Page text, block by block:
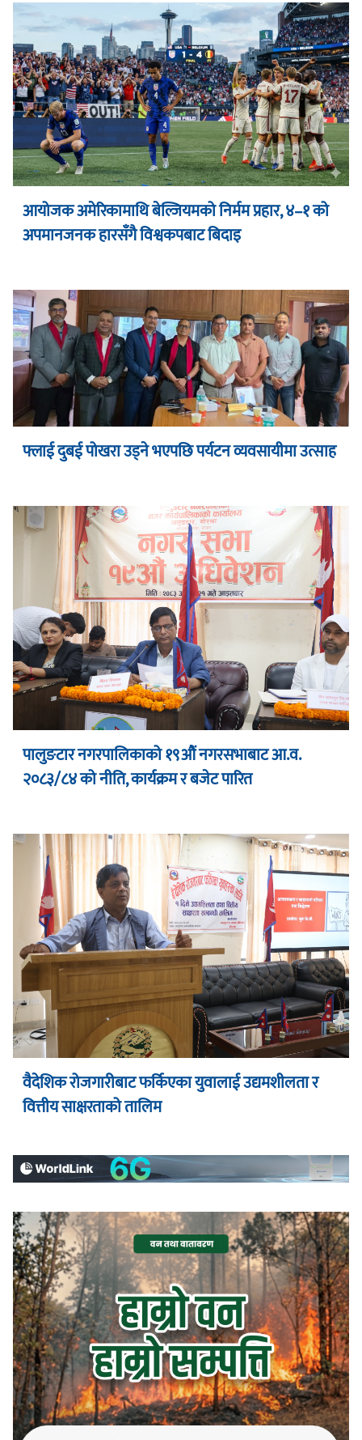
आयोजक अमेरिकामाथि बेल्जियमको निर्मम प्रहार, ४–१ को
अपमानजनक हारसँगै विश्वकपबाट बिदाइ
फ्लाई दुबई पोखरा उड्ने भएपछि पर्यटन व्यवसायीमा उत्साह
पालुङटार नगरपालिकाको १९औं नगरसभाबाट आ.व.
२०८३/८४ को नीति, कार्यक्रम र बजेट पारित
वैदेशिक रोजगारीबाट फर्किएका युवालाई उद्यमशीलता र
वित्तीय साक्षरताको तालिम